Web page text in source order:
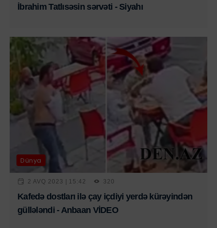
İbrahim Tatlısəsin sərvəti - Siyahı
Dünya
2 AVQ 2023 | 15:42 320
Kafedə dostları ilə çay içdiyi yerdə kürəyindən
güllələndi - Anbaan VİDEO